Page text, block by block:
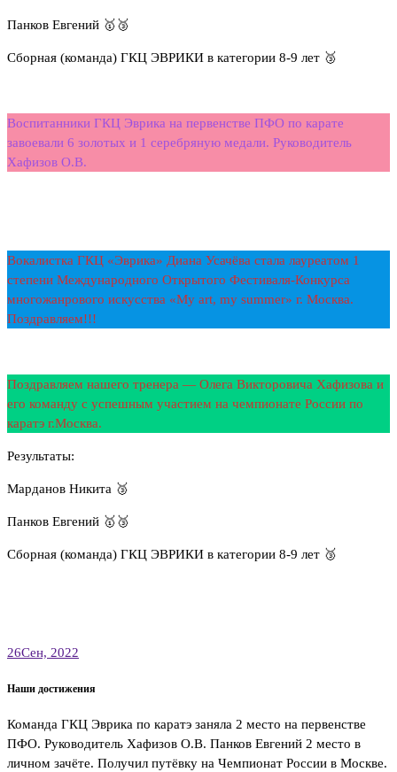
Панков Евгений 🥇🥉
Сборная (команда) ГКЦ ЭВРИКИ в категории 8-9 лет 🥉
Воспитанники ГКЦ Эврика на первенстве ПФО по карате
завоевали 6 золотых и 1 серебряную медали. Руководитель
Хафизов О.В.
Вокалистка ГКЦ «Эврика» Диана Усачёва стала лауреатом 1
степени Международного Открытого Фестиваля-Конкурса
многожанрового искусства «My art, my summer» г. Москва.
Поздравляем!!!
Поздравляем нашего тренера — Олега Викторовича Хафизова и
его команду с успешным участием на чемпионате России по
каратэ г.Москва.
Результаты:
Марданов Никита 🥉
Панков Евгений 🥇🥉
Сборная (команда) ГКЦ ЭВРИКИ в категории 8-9 лет 🥉
26Сен, 2022
Наши достижения
Команда ГКЦ Эврика по каратэ заняла 2 место на первенстве
ПФО. Руководитель Хафизов О.В. Панков Евгений 2 место в
личном зачёте. Получил путёвку на Чемпионат России в Москве.